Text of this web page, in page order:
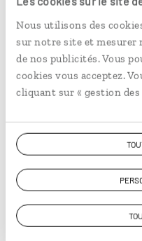
Nous utilisons des
sur notre site et mesurer
de nos publicités. Vous
cookies vous acceptez.
cliquant sur « gestion des